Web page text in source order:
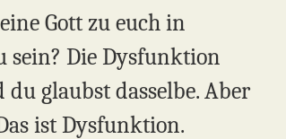
Gott zu euch in
sein? Die Dysfunktion
glaubst dasselbe. Aber
ist Dysfunktion.